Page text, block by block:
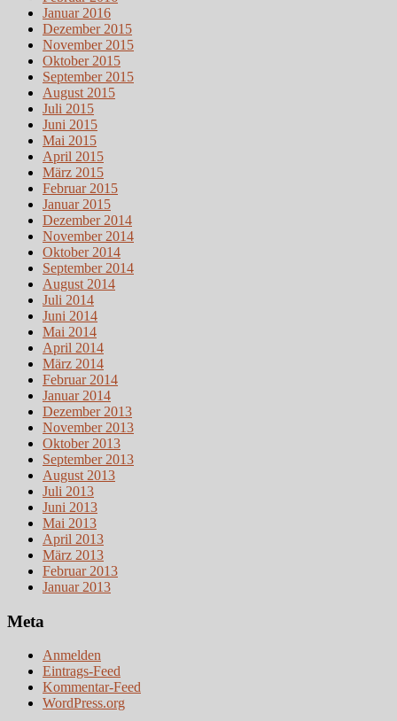
Januar 2016
Dezember 2015
November 2015
Oktober 2015
September 2015
August 2015
Juli 2015
Juni 2015
Mai 2015
April 2015
März 2015
Februar 2015
Januar 2015
Dezember 2014
November 2014
Oktober 2014
September 2014
August 2014
Juli 2014
Juni 2014
Mai 2014
April 2014
März 2014
Februar 2014
Januar 2014
Dezember 2013
November 2013
Oktober 2013
September 2013
August 2013
Juli 2013
Juni 2013
Mai 2013
April 2013
März 2013
Februar 2013
Januar 2013
Meta
Anmelden
Eintrags-Feed
Kommentar-Feed
WordPress.org